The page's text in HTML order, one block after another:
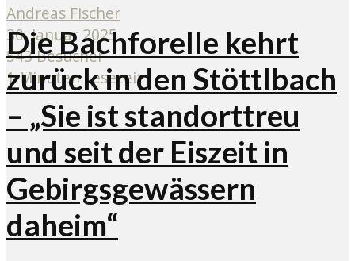
Andreas Fischer
30. Januar 2025
543 Besucher
1 Minuten Lesezeit
Die Bachforelle kehrt
zurück in den Stöttlbach
– „Sie ist standorttreu
und seit der Eiszeit in
Gebirgsgewässern
daheim“